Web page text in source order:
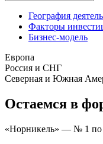
География
Факторы
Бизнес-модель
Европа
Россия и СНГ
Северная и Южная
Остаемся в
«Норникель» — № 1 по